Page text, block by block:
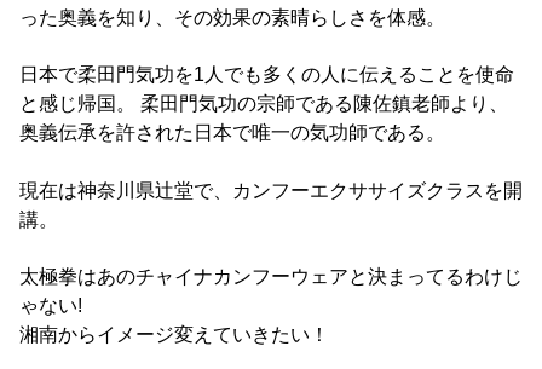
った奥義を知り、その効果の素晴らしさを体感。
日本で柔田門気功を1人でも多くの人に伝えることを使命
と感じ帰国。 柔田門気功の宗師である陳佐鎮老師より、
奥義伝承を許された日本で唯一の気功師である。
現在は神奈川県辻堂で、カンフーエクササイズクラスを開
講。
太極拳はあのチャイナカンフーウェアと決まってるわけじ
ゃない!
湘南からイメージ変えていきたい！